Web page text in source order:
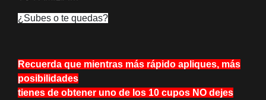
¿Subes o te quedas?
Recuerda que mientras más rápido apliques, más
posibilidades
tienes de obtener uno de los 10 cupos NO dejes